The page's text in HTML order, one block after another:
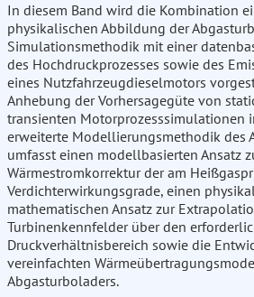
In diesem Band wird die Kombination
physikalischen Abbildung der
Simulationsmethodik mit einer
des Hochdruckprozesses sowie des
eines Nutzfahrzeugdieselmotors
Anhebung der Vorhersagegüte von
transienten Motorprozesssimulationen
erweiterte Modellierungsmethodik des
umfasst einen modellbasierten Ansatz
Wärmestromkorrektur der am
Verdichterwirkungsgrade, einen
mathematischen Ansatz zur
Turbinenkennfelder über den
Druckverhältnisbereich sowie die
vereinfachten
Abgasturboladers.